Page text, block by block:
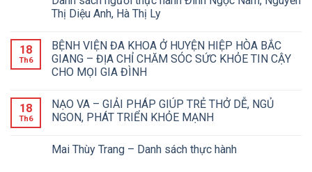
Thị Diệu Anh, Hà Thị Ly
18
Th6
BỆNH VIỆN ĐA KHOA Ở HUYỆN HIỆP HÒA BẮC
GIANG – ĐỊA CHỈ CHĂM SÓC SỨC KHỎE TIN CẬY
CHO MỌI GIA ĐÌNH
18
Th6
NẠO VA – GIẢI PHÁP GIÚP TRẺ THỞ DỄ, NGỦ
NGON, PHÁT TRIỂN KHỎE MẠNH
Mai Thùy Trang – Danh sách thực hành